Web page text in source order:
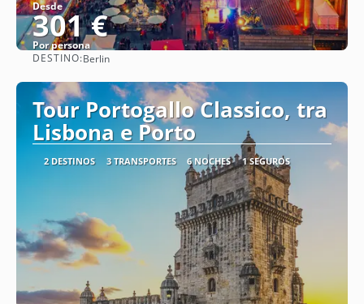
Desde
301 €
Por persona
DESTINO:Berlin
Tour Portogallo Classico, tra
Lisbona e Porto
2 DESTINOS 3 TRANSPORTES 6 NOCHES 1 SEGUROS